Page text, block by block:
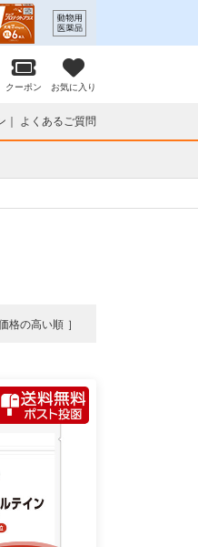
クーポン お気に入り
よくあるご質問
格の高い順